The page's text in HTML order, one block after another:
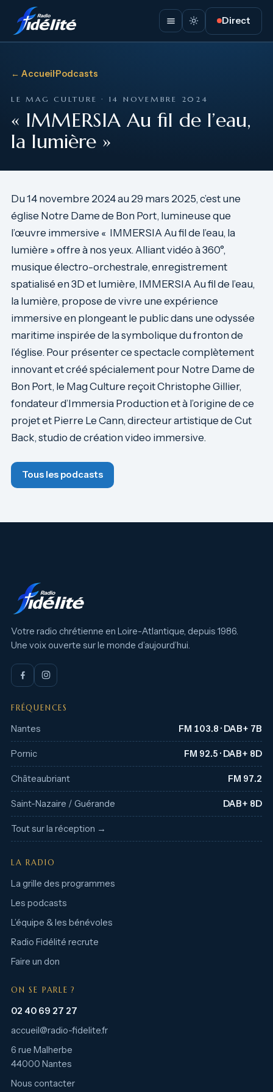
Direct
← Accueil·Podcasts
LE MAG CULTURE · 14 NOVEMBRE 2024
« IMMERSIA Au fil de l’eau,
la lumière »
Du 14 novembre 2024 au 29 mars 2025, c’est une
église Notre Dame de Bon Port, lumineuse que
l’œuvre immersive « IMMERSIA Au fil de l’eau, la
lumière » offre à nos yeux. Alliant vidéo à 360°,
musique électro-orchestrale, enregistrement
spatialisé en 3D et lumière, IMMERSIA Au fil de l’eau,
la lumière, propose de vivre une expérience
immersive en plongeant le public dans une odyssée
maritime inspirée de la symbolique du fronton de
l’église. Pour présenter ce spectacle complètement
innovant et créé spécialement pour Notre Dame de
Bon Port, le Mag Culture reçoit Christophe Gillier,
fondateur d’Immersia Production et à l’origine de ce
projet et Pierre Le Cann, directeur artistique de Cut
Back, studio de création video immersive.
Tous les podcasts
Votre radio chrétienne en Loire-Atlantique, depuis 1986.
Une voix ouverte sur le monde d’aujourd’hui.
FRÉQUENCES
Nantes FM 103.8 · DAB+ 7B
Pornic FM 92.5 · DAB+ 8D
Châteaubriant FM 97.2
Saint-Nazaire / Guérande DAB+ 8D
Tout sur la réception →
LA RADIO
La grille des programmes
Les podcasts
L’équipe & les bénévoles
Radio Fidélité recrute
Faire un don
ON SE PARLE ?
02 40 69 27 27
accueil@radio-fidelite.fr
6 rue Malherbe
44000 Nantes
Nous contacter